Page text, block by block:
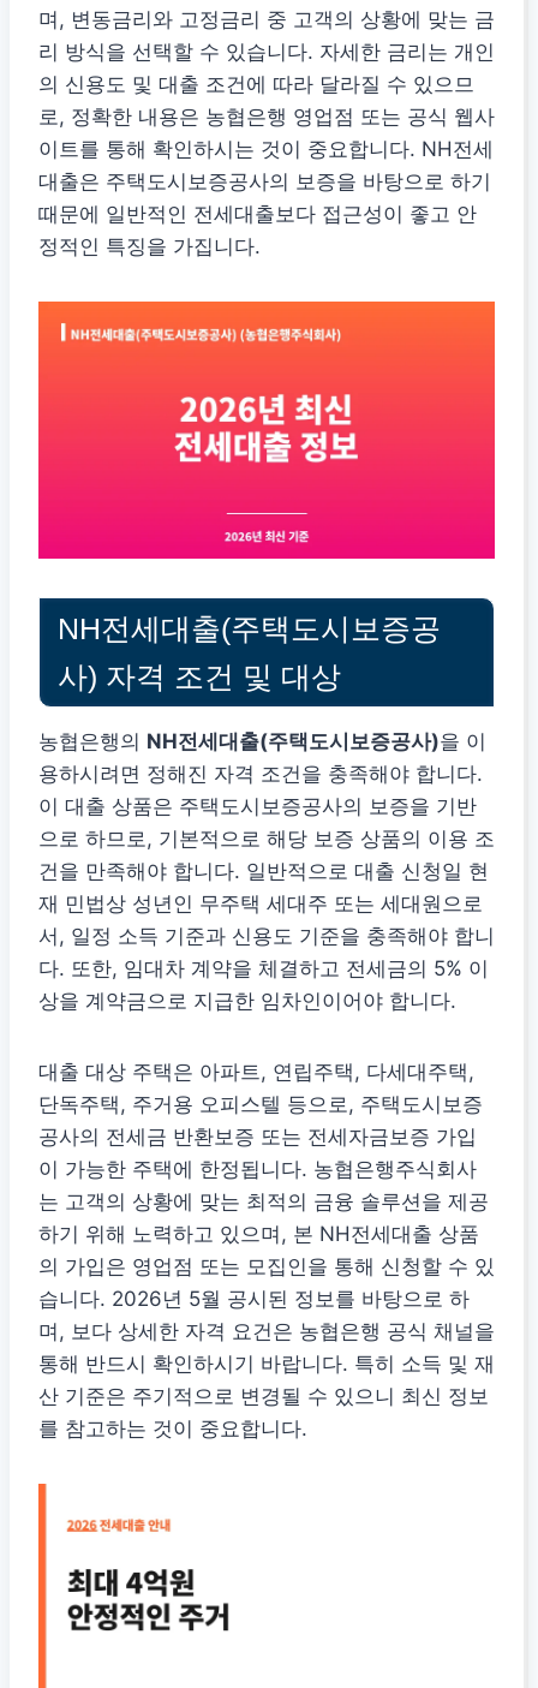
며, 변동금리와 고정금리 중 고객의 상황에 맞는 금
리 방식을 선택할 수 있습니다. 자세한 금리는 개인
의 신용도 및 대출 조건에 따라 달라질 수 있으므
로, 정확한 내용은 농협은행 영업점 또는 공식 웹사
이트를 통해 확인하시는 것이 중요합니다. NH전세
대출은 주택도시보증공사의 보증을 바탕으로 하기
때문에 일반적인 전세대출보다 접근성이 좋고 안
정적인 특징을 가집니다.
NH전세대출(주택도시보증공
사) 자격 조건 및 대상
농협은행의 NH전세대출(주택도시보증공사)을 이
용하시려면 정해진 자격 조건을 충족해야 합니다.
이 대출 상품은 주택도시보증공사의 보증을 기반
으로 하므로, 기본적으로 해당 보증 상품의 이용 조
건을 만족해야 합니다. 일반적으로 대출 신청일 현
재 민법상 성년인 무주택 세대주 또는 세대원으로
서, 일정 소득 기준과 신용도 기준을 충족해야 합니
다. 또한, 임대차 계약을 체결하고 전세금의 5% 이
상을 계약금으로 지급한 임차인이어야 합니다.
대출 대상 주택은 아파트, 연립주택, 다세대주택,
단독주택, 주거용 오피스텔 등으로, 주택도시보증
공사의 전세금 반환보증 또는 전세자금보증 가입
이 가능한 주택에 한정됩니다. 농협은행주식회사
는 고객의 상황에 맞는 최적의 금융 솔루션을 제공
하기 위해 노력하고 있으며, 본 NH전세대출 상품
의 가입은 영업점 또는 모집인을 통해 신청할 수 있
습니다. 2026년 5월 공시된 정보를 바탕으로 하
며, 보다 상세한 자격 요건은 농협은행 공식 채널을
통해 반드시 확인하시기 바랍니다. 특히 소득 및 재
산 기준은 주기적으로 변경될 수 있으니 최신 정보
를 참고하는 것이 중요합니다.